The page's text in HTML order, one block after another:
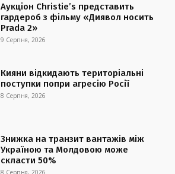
Аукціон Christie’s представить
гардероб з фільму «Диявол носить
Prada 2»
9 Серпня, 2026
Кияни відкидають територіальні
поступки попри агресію Росії
8 Серпня, 2026
Знижка на транзит вантажів між
Україною та Молдовою може
скласти 50%